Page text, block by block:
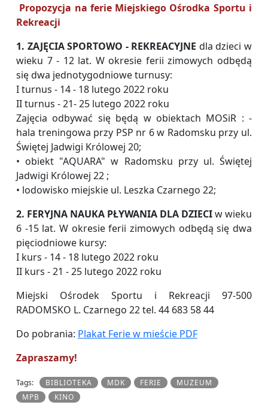
Propozycja na ferie Miejskiego Ośrodka Sportu i
Rekreacji
1. ZAJĘCIA SPORTOWO - REKREACYJNE dla dzieci w
wieku 7 - 12 lat. W okresie ferii zimowych odbędą
się dwa jednotygodniowe turnusy:
I turnus - 14 - 18 lutego 2022 roku
II turnus - 21- 25 lutego 2022 roku
Zajęcia odbywać się będą w obiektach MOSiR : -
hala treningowa przy PSP nr 6 w Radomsku przy ul.
Świętej Jadwigi Królowej 20;
• obiekt "AQUARA" w Radomsku przy ul. Świętej
Jadwigi Królowej 22 ;
• lodowisko miejskie ul. Leszka Czarnego 22;
2. FERYJNA NAUKA PŁYWANIA DLA DZIECIw wieku
6 -15 lat. W okresie ferii zimowych odbędą się dwa
pięciodniowe kursy:
I kurs - 14 - 18 lutego 2022 roku
II kurs - 21 - 25 lutego 2022 roku
Miejski Ośrodek Sportu i Rekreacji 97-500
RADOMSKO L. Czarnego 22 tel. 44 683 58 44
Do pobrania: Plakat Ferie w mieście PDF
Zapraszamy!
Tags: BIBLIOTEKA MDK FERIE
MUZEUM
MPB
KINO